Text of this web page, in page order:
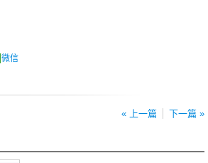
微信
« 上一篇 下一篇 »